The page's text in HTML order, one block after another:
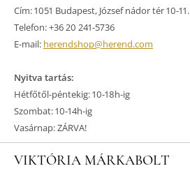
Cím: 1051 Budapest, József nádor tér 10-11.
Telefon: +36 20 241-5736
E-mail: herendshop@herend.com
Nyitva tartás:
Hétfőtől-péntekig: 10-18h-ig
Szombat: 10-14h-ig
Vasárnap: ZÁRVA!
VIKTÓRIA MÁRKABOLT